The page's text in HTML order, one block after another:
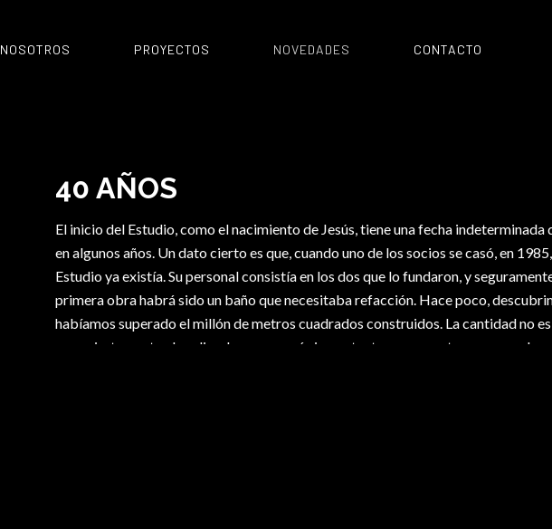
NOSOTROS PROYECTOS NOVEDADES CONTACTO
40 AÑOS
El inicio del Estudio, como el nacimiento de Jesús, tiene una fecha indeterminada
en algunos años. Un dato cierto es que, cuando uno de los socios se casó, en
Estudio ya existía. Su personal consistía en los dos que lo fundaron, y
primera obra habrá sido un baño que necesitaba refacción. Hace poco,
habíamos superado el millón de metros cuadrados construidos. La cantidad no
pero ciertamente algo dice. Lo que es más importante para nosotros es que, al